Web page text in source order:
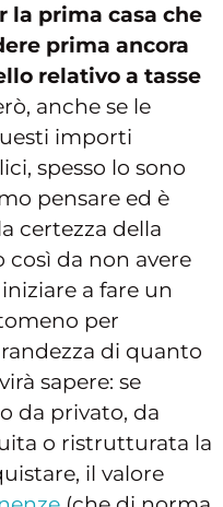
la prima casa che
prima ancora
relativo a tasse
anche se le
importi
spesso lo sono
pensare ed è
certezza della
così da non avere
a fare un
per
di quanto
sapere: se
da privato, da
o ristrutturata la
il valore